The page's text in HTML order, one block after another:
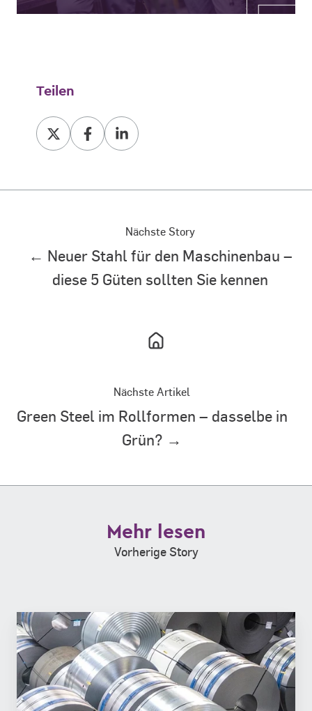
Teilen
Teilen
bei
Teilen
bei
Teilen
bei
Nächste Story
← Neuer Stahl für den Maschinenbau –
diese 5 Güten sollten Sie kennen
Nächste Artikel
Green Steel im Rollformen – dasselbe in
Grün? →
Mehr lesen
Vorherige Story
Neuer
Stahl
für
den
Maschinenbau